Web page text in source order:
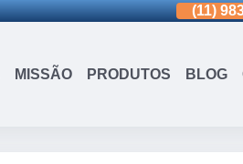
(11)3963-0036 (11)
MISSÃO PRODUTOS BLOG